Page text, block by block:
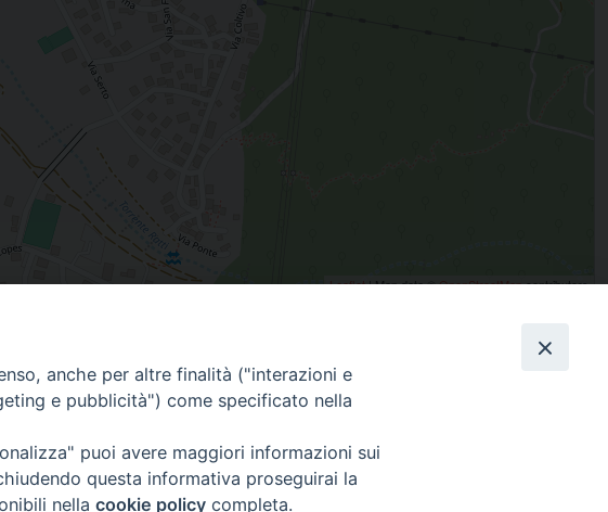
Leaflet| Map data ©OpenStreetMapcontributors
Facebook
anche per altre finalità ("interazioni e
e pubblicità") come specificato nella
puoi avere maggiori informazioni sui
questa informativa proseguirai la
nella cookie policy completa.